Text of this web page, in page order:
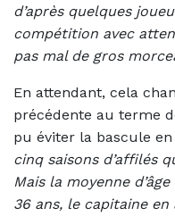
d’après quelques
compétition avec
pas mal de gros
En attendant, cela
précédente au terme
pu éviter la bascule en
cinq saisons d’affilés
Mais la moyenne
36 ans, le capitaine